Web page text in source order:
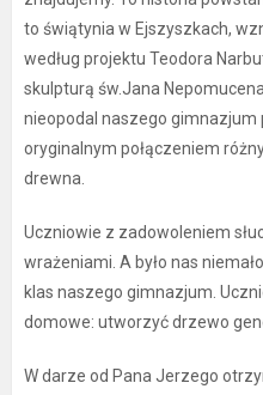
to świątynia w Ejszyszkach,
według projektu Teodora
skulpturą św.Jana
nieopodal naszego gimnazjum
oryginalnym połączeniem
drewna.
Uczniowie z zadowoleniem
wrażeniami. A było nas
klas naszego gimnazjum.
domowe: utworzyć drzewo
W darze od Pana Jerzego